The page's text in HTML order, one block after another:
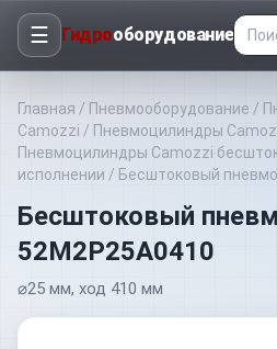
☰ Гидрооборудование
Главная / Пневмооборудование /
Camozzi / Пневмоцилиндры
Пневмоцилиндры Camozzi
исполнении / Бесштоковый
Бесштоковый
52M2P25A0410
⌀25 мм, ход 410 мм